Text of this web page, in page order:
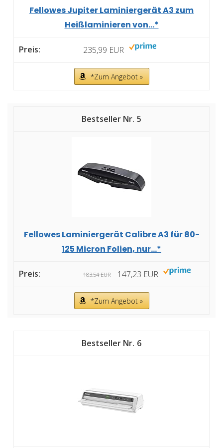
Fellowes Jupiter Laminiergerät A3 zum
Heißlaminieren von...*
235,99 EUR
*Zum Angebot »
5
Fellowes Laminiergerät Calibre A3 für 80-
125 Micron Folien, nur...*
183,54 EUR 147,23 EUR
*Zum Angebot »
6